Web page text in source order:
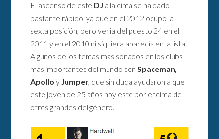
El ascenso de este DJ a la cima se ha dado
bastante rápido, ya que en el 2012 ocupo la
sexta posición, pero venia del puesto 24 en el
2011 y en el 2010 ni siquiera aparecía en la lista.
Algunos de los temas más sonados en los clubs
más importantes del mundo sonSpaceman,
Apolloy Jumper, que sin duda ayudaron a que
este joven de 25 años hoy este por encima de
otros grandes del género.